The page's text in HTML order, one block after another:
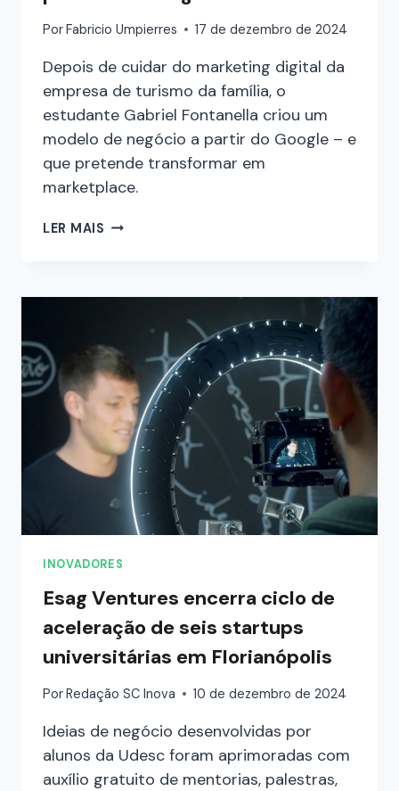
PorFabricio Umpierres 17 de dezembro de 2024
Depois de cuidar do marketing digital da
empresa de turismo da família, o
estudante Gabriel Fontanella criou um
modelo de negócio a partir do Google – e
que pretende transformar em
marketplace.
LER MAIS
INOVADORES
Esag Ventures encerra ciclo de
aceleração de seis startups
universitárias em Florianópolis
PorRedação SC Inova 10 de dezembro de 2024
Ideias de negócio desenvolvidas por
alunos da Udesc foram aprimoradas com
auxílio gratuito de mentorias, palestras,